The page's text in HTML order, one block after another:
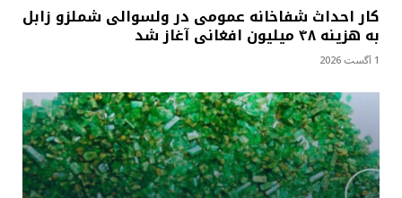
کار احداث شفاخانه عمومی در ولسوالی شملزو زابل
به هزینه ۴۸ میلیون افغانی آغاز شد
1 آگست 2026